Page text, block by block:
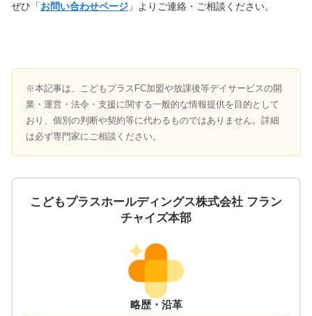
ぜひ「お問い合わせページ 」よりご連絡・ご相談ください。
※本記事は、こどもプラスFC加盟や放課後等デイサービスの開
業・運営・法令・支援に関する一般的な情報提供を目的として
おり、個別の判断や契約等に代わるものではありません。詳細
は必ず専門家にご相談ください。
こどもプラスホールディングス株式会社 フラン
チャイズ本部
略歴・沿革